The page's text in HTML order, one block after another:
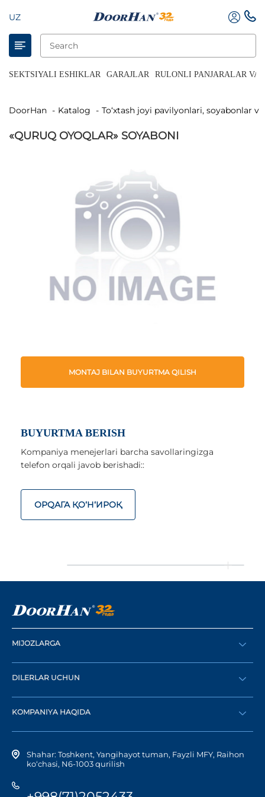
UZ
SEKTSIYALI ESHIKLAR GARAJLAR RULONLI PANJARALAR VA
DoorHan Katalog To‘xtash joyi pavilyonlari, soyabonlar
«QURUQ OYOQLAR» SOYABONI
MONTAJ BILAN BUYURTMA QILISH
BUYURTMA BERISH
Kompaniya menejerlari barcha savollaringizga
telefon orqali javob berishadi::
ОРQАГА ҚO‘Н‘ИРОҚ
MIJOZLARGA
Buyurtma berish
DILERLAR UCHUN
Diler bo‘lish
Shaxsiy kabinetga kirish
KOMPANIYA HAQIDA
Kompaniya tarixi
Shahar: Toshkent, Yangihayot tuman, Fayzli MFY, Raihon
ko‘chasi, N6-1003 qurilish